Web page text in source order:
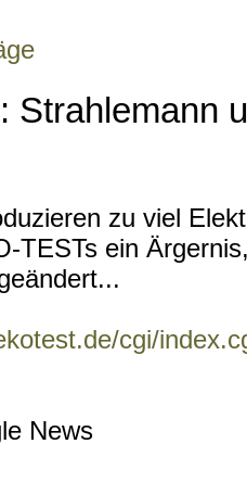
Strahlemann
zu viel
TESTs ein
cgi/
News